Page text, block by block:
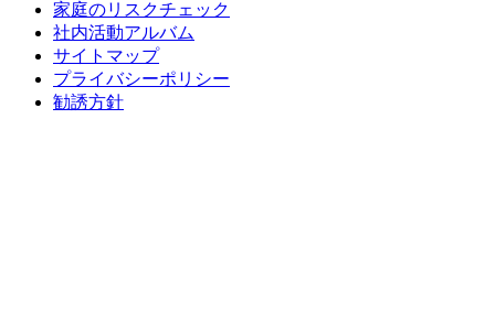
家庭のリスクチェック
社内活動アルバム
サイトマップ
プライバシーポリシー
勧誘方針